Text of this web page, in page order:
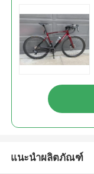
แนะนำผลิตภัณฑ์